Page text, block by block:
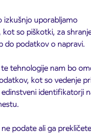
izkušnjo uporabljamo
kot so piškotki, za
do podatkov o napravi.
te tehnologije nam bo
kot so vedenje
edinstveni identifikatorji
ne podate ali ga